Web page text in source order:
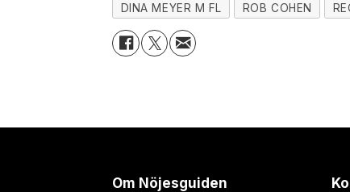
DINA MEYER M FL ROB COHEN
Om Nöjesguiden